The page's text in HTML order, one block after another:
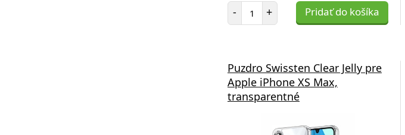
- Počet položiek
+ Pridať do košíka
Puzdro Swissten Clear Jelly pre
Apple iPhone XS Max,
transparentné